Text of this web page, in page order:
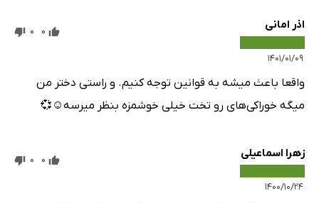
اذر امانی
۱۴۰۱/۰۱/۰۹
0
0
واقعا باعث میشه به قوانین توجه کنیم. و راستی دختر من
میگه خوراکی‌های رو تخت خیلی خوشمزه بنظر میرسه☺💞
زهرا اسماعیلی
۱۴۰۰/۱۰/۲۴
0
0